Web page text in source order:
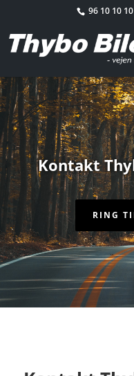
96 10 10 10
Kontakt
RING